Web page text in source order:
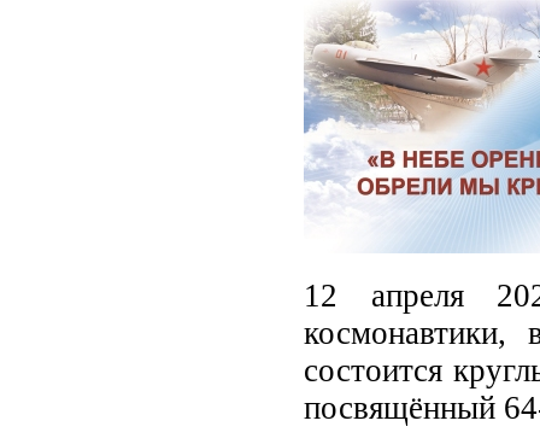
12 апреля
состоится
посвящённый